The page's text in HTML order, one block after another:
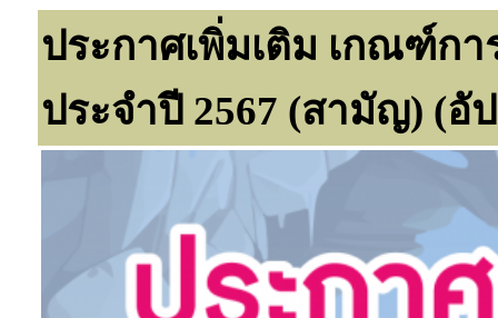
ประกาศเพิ่มเติม เกณฑ์ก
ประจำปี 2567 (สามัญ) (อัป